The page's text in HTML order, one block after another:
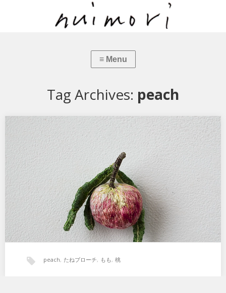
Tag Archives: peach
たねブローチ 桃
約9cm×6cバラ科モモ属の落葉小高木。 春に薄桃色の花を咲かせ夏
に水分たっぷりの甘い果実をつけます。 中国原…
peach, たねブローチ, もも , 桃